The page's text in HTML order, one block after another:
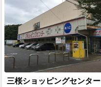
三桜ショッピングセンター